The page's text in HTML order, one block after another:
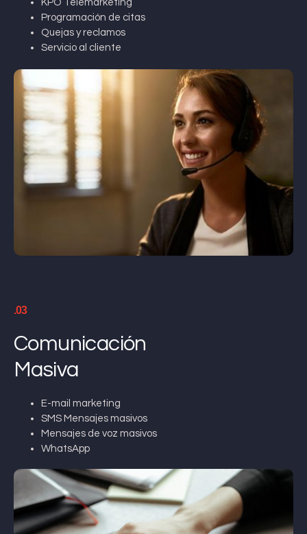
KPO Telemarketing
Programación de citas
Quejas y reclamos
Servicio al cliente
.03
Comunicación
Masiva
E-mail marketing
SMS Mensajes masivos
Mensajes de voz masivos
WhatsApp